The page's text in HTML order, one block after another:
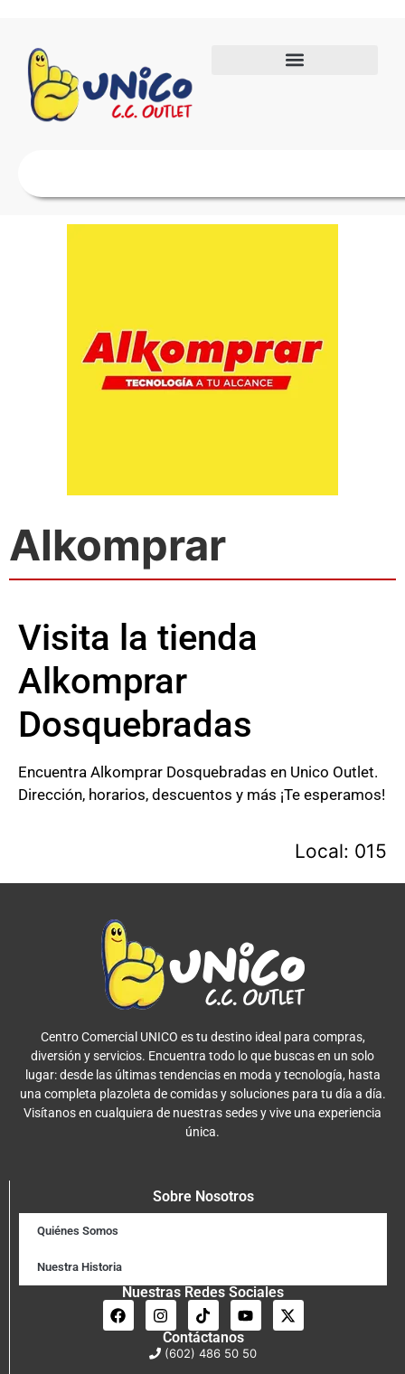
Alkomprar
Visita la tienda
Alkomprar
Dosquebradas
Encuentra Alkomprar Dosquebradas en Unico Outlet.
Dirección, horarios, descuentos y más ¡Te esperamos!
Local: 015
Centro Comercial UNICO es tu destino ideal para compras,
diversión y servicios. Encuentra todo lo que buscas en un solo
lugar: desde las últimas tendencias en moda y tecnología, hasta
una completa plazoleta de comidas y soluciones para tu día a día.
Visítanos en cualquiera de nuestras sedes y vive una experiencia
única.
Sobre Nosotros
Quiénes Somos
Nuestra Historia
Nuestras Redes Sociales
Contáctanos
(602) 486 50 50